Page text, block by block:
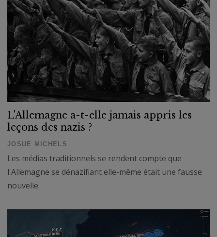
L'Allemagne a-t-elle jamais appris les
leçons des nazis ?
JOSUE MICHELS
Les médias traditionnels se rendent compte que
l'Allemagne se dénazifiant elle-même était une fausse
nouvelle.